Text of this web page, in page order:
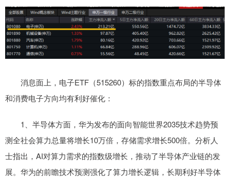
消息面上，电子ETF（515260）标的指数重点布局的半导体
和消费电子方向均有利好催化：
1、半导体方面，华为发布的面向智能世界2035技术趋势预
测全社会算力总量将增长10万倍，存储需求增长500倍。分析人
士指出，AI对算力需求的指数级增长，推动了半导体产业链的发
展。华为的前瞻技术预测强化了算力增长逻辑，长期利好半导体